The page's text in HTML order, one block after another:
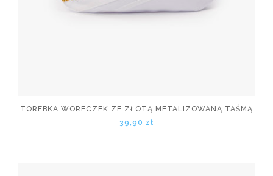
TOREBKA WORECZEK ZE ZŁOTĄ METALIZOWANĄ TAŚMĄ
39,90 zł